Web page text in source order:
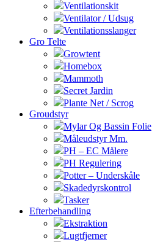
Ventilationskit
Ventilator / Udsug
Ventilationsslanger
Gro Telte
Growtent
Homebox
Mammoth
Secret Jardin
Plante Net / Scrog
Groudstyr
Mylar Og Bassin Folie
Måleudstyr Mm.
PH – EC Målere
PH Regulering
Potter – Underskåle
Skadedyrskontrol
Tasker
Efterbehandling
Ekstraktion
Lugtfjerner